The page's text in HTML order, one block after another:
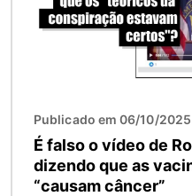
Publicado em 06/10/2025
É falso o vídeo de
dizendo que as
“causam câncer”